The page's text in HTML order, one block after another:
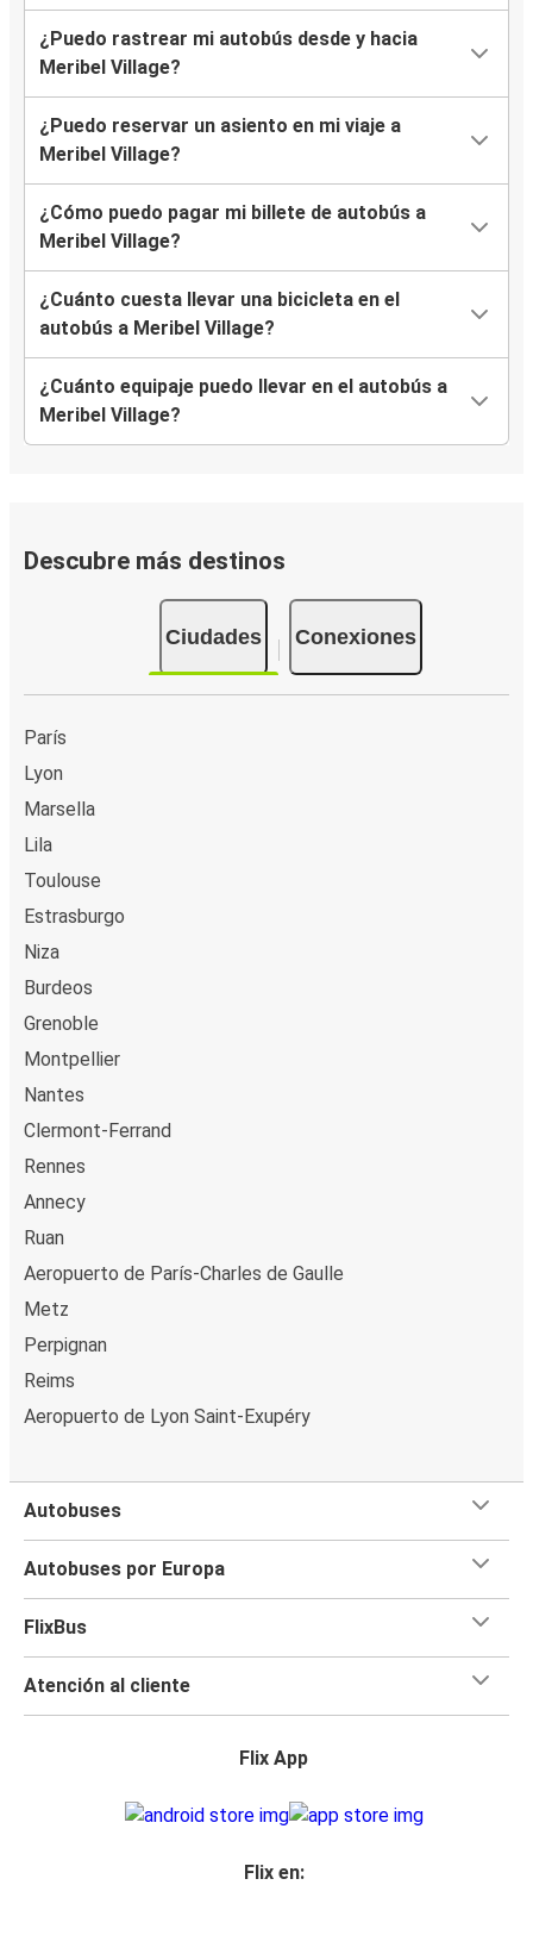
¿Puedo rastrear mi autobús desde y hacia
Meribel Village?
¿Puedo reservar un asiento en mi viaje a
Meribel Village?
¿Cómo puedo pagar mi billete de autobús a
Meribel Village?
¿Cuánto cuesta llevar una bicicleta en el
autobús a Meribel Village?
¿Cuánto equipaje puedo llevar en el autobús a
Meribel Village?
Descubre más destinos
Ciudades Conexiones
París
Lyon
Marsella
Lila
Toulouse
Estrasburgo
Niza
Burdeos
Grenoble
Montpellier
Nantes
Clermont-Ferrand
Rennes
Annecy
Ruan
Aeropuerto de París-Charles de Gaulle
Metz
Perpignan
Reims
Aeropuerto de Lyon Saint-Exupéry
Autobuses
Autobuses por Europa
FlixBus
Atención al cliente
Flix App
Flix en: